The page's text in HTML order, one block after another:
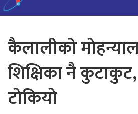
कैलालीको
शिक्षिका नै
टोकियो